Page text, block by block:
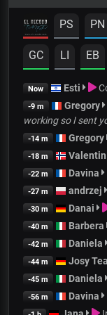
PS PN
GC LI EB
Now Esti
-9 m Gregory
working so I sent
-14 m Gregory
-18 m Valentin
-22 m Davina
-27 m andrzej
-30 m Danai
-40 m Barbera
-42 m Daniela
-44 m Josy
-45 m Daniela
-56 m Davina